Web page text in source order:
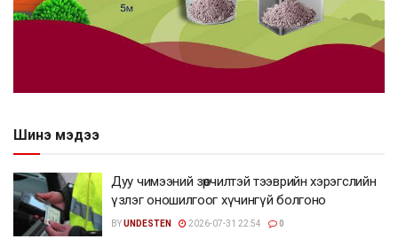
Шинэ мэдээ
Дуу чимээний зөрчилтэй тээврийн хэрэгслийн
үзлэг оношилгоог хүчингүй болгоно
BYUNDESTEN 2026-07-31 22:54 0